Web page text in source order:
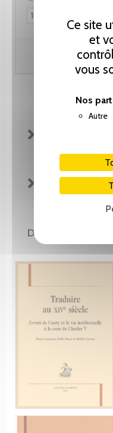
Ce site
et
vous
Nos
Autre
DE LA MÊME